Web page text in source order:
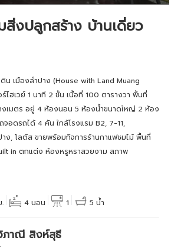
งปลูกสร้าง บ้านเดี่ยว
น เมืองลำปาง (House with Land Muang
ไฮเวย์ 1 นาที 2 ชั้น เนื้อที่ 100 ตารางวา พื้นที่
งเมตร อยู่ 4 ห้องนอน 5 ห้องน้ำขนาดใหญ่ 2 ห้อง
อดรถได้ 4 คัน ใกล้โรงแรม B2, 7-11,
ง, โลตัส ขายพร้อมกิจการร้านกาแฟชมไม้ พื้นที่
in ตกแต่ง ห้องหรูหราสวยงาม สภาพ
4 นอน 1 5 น้ำ
ภาณี สิงห์สุธี